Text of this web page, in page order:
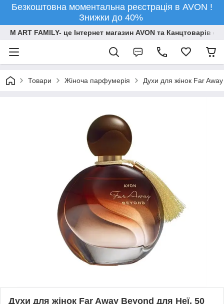
Безкоштовна моментальна реєстрація в AVON !
Знижки до 40%
M ART FAMILY- це Інтернет магазин AVON та Канцтоварів
Товари Жіноча парфумерія Духи для жінок Far
Духи для жінок Far Away Beyond для Неї, 50